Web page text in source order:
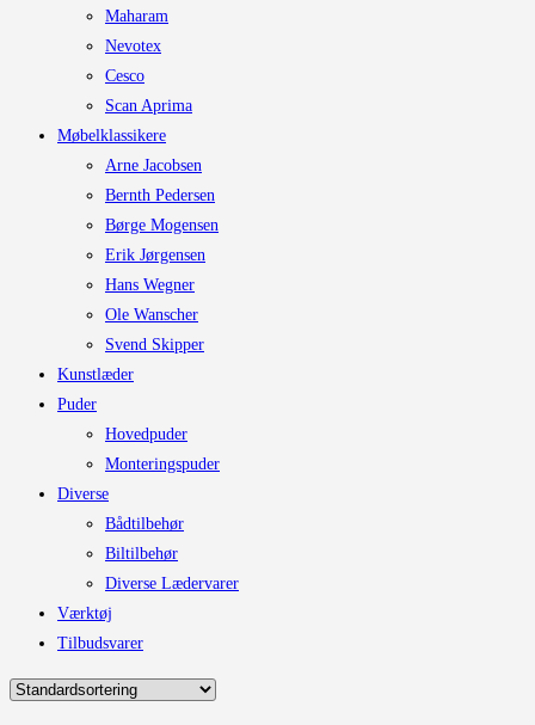
Maharam
Nevotex
Cesco
Scan Aprima
Møbelklassikere
Arne Jacobsen
Bernth Pedersen
Børge Mogensen
Erik Jørgensen
Hans Wegner
Ole Wanscher
Svend Skipper
Kunstlæder
Puder
Hovedpuder
Monteringspuder
Diverse
Bådtilbehør
Biltilbehør
Diverse Lædervarer
Værktøj
Tilbudsvarer